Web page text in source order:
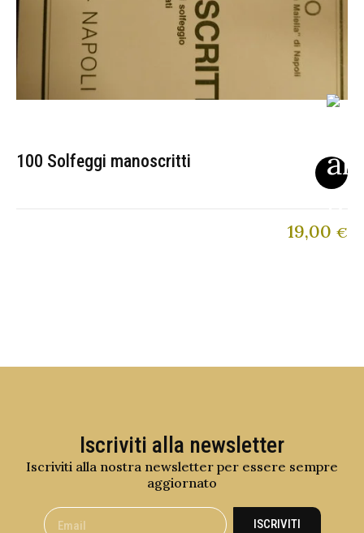
100 Solfeggi manoscritti
19,00 €
Iscriviti alla newsletter
Iscriviti alla nostra newsletter per essere sempre
aggiornato
ISCRIVITI